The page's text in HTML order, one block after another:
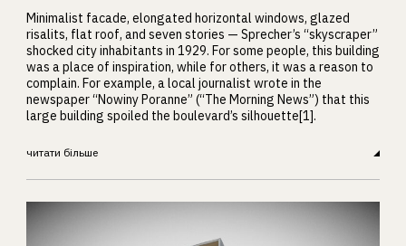
Minimalist facade, elongated horizontal windows, glazed
risalits, flat roof, and seven stories — Sprecher’s “skyscraper”
shocked city inhabitants in 1929. For some people, this building
was a place of inspiration, while for others, it was a reason to
complain. For example, a local journalist wrote in the
newspaper “Nowiny Poranne” (“The Morning News”) that this
large building spoiled the boulevard’s silhouette[1].
читати більше